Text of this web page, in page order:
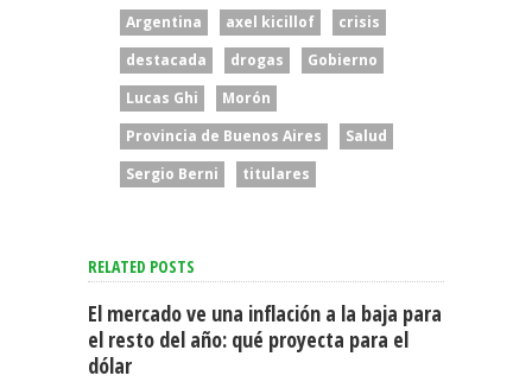
Argentina axel kicillof
crisis
destacada
drogas
Gobierno
Lucas Ghi
Morón
Provincia de Buenos Aires
Salud
Sergio Berni
titulares
RELATED POSTS
El mercado ve una inflación a la baja para
el resto del año: qué proyecta para el
dólar